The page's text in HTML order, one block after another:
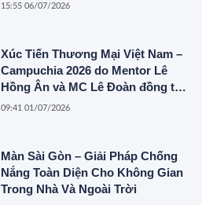
15:55 06/07/2026
Xúc Tiến Thương Mại Việt Nam –
Campuchia 2026 do Mentor Lê
Hồng Ân và MC Lê Đoàn đồng tổ
chức
09:41 01/07/2026
Màn Sài Gòn – Giải Pháp Chống
Nắng Toàn Diện Cho Không Gian
Trong Nhà Và Ngoài Trời